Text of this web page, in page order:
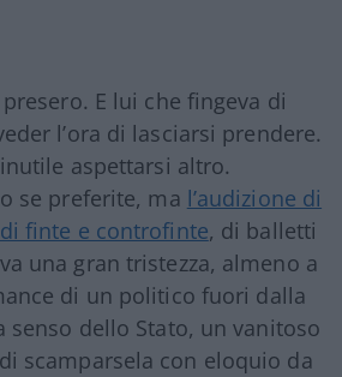
E lui che fingeva di
l’ora di lasciarsi prendere.
aspettarsi altro.
se preferite, ma l’audizione di
finte e controfinte, di balletti
una gran tristezza, almeno a
di un politico fuori dalla
senso dello Stato, un vanitoso
scamparsela con eloquio da